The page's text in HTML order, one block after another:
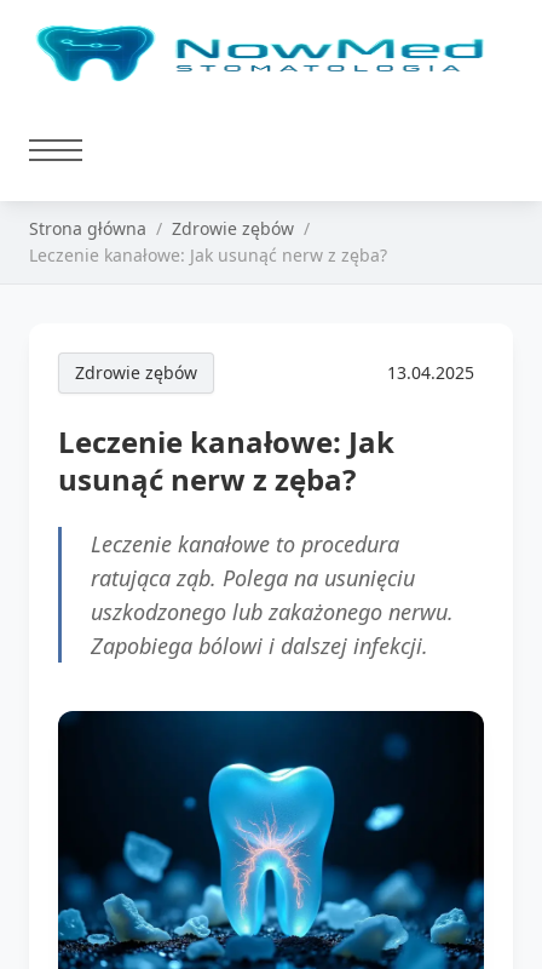
Strona główna
Zdrowie zębów
Leczenie kanałowe: Jak usunąć nerw z zęba?
Zdrowie zębów 13.04.2025
Leczenie kanałowe: Jak
usunąć nerw z zęba?
Leczenie kanałowe to procedura
ratująca ząb. Polega na usunięciu
uszkodzonego lub zakażonego nerwu.
Zapobiega bólowi i dalszej infekcji.